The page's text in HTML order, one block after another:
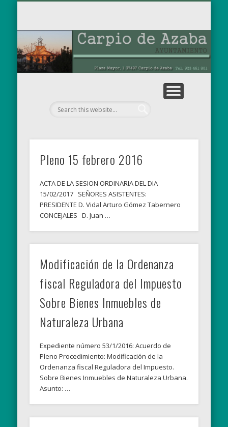
Pleno 15 febrero 2016
ACTA DE LA SESION ORDINARIA DEL DIA
15/02/2017 SEÑORES ASISTENTES:
PRESIDENTE D. Vidal Arturo Gómez Tabernero
CONCEJALES D. Juan …
Modificación de la Ordenanza
fiscal Reguladora del Impuesto
Sobre Bienes Inmuebles de
Naturaleza Urbana
Expediente número 53/1/2016: Acuerdo de
Pleno Procedimiento: Modificación de la
Ordenanza fiscal Reguladora del Impuesto.
Sobre Bienes Inmuebles de Naturaleza Urbana.
Asunto: …